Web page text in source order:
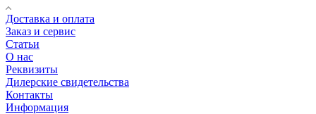
Доставка и оплата
Заказ и сервис
Статьи
О нас
Реквизиты
Дилерские свидетельства
Контакты
Информация